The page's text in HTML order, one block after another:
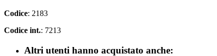
Codice: 2183
Codice int.: 7213
Altri utenti hanno acquistato anche: